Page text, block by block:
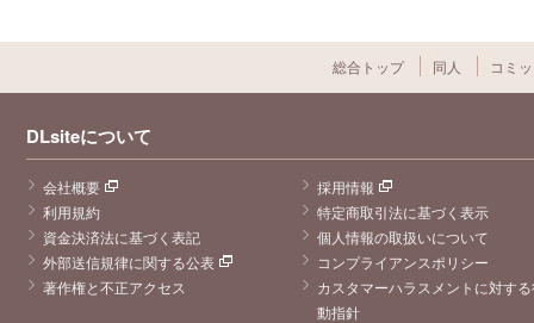
総合トップ 同人 コミ
DLsiteについて
会社概要
採用情報
利用規約
特定商取引法に基づく表示
資金決済法に基づく表記
個人情報の取扱いについて
外部送信規律に関する公表
コンプライアンスポリシー
著作権と不正アクセス
カスタマーハラスメントに対す
動指針